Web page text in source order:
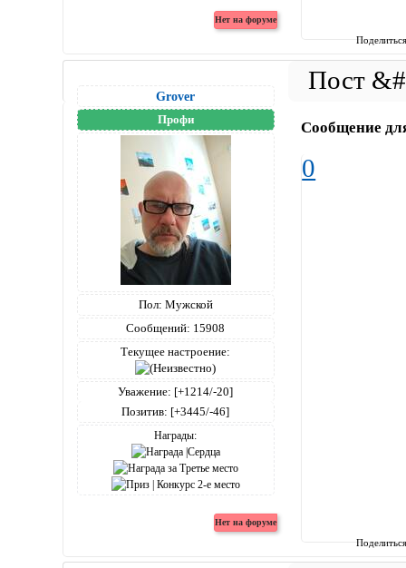
Grover
Профи
Пол: Мужской
Сообщений: 15908
Текущее настроение:
Уважение: [+1214/-20]
Позитив: [+3445/-46]
Награды:
Сообщение
0